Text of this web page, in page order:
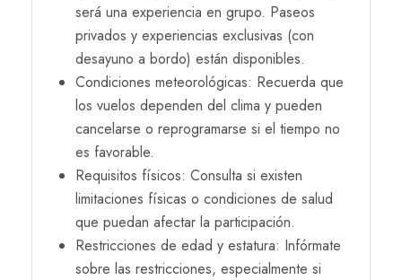
será una experiencia en grupo. Paseos
privados y experiencias exclusivas (con
desayuno a bordo) están disponibles.
Condiciones meteorológicas: Recuerda que
los vuelos dependen del clima y pueden
cancelarse o reprogramarse si el tiempo no
es favorable.
Requisitos físicos: Consulta si existen
limitaciones físicas o condiciones de salud
que puedan afectar la participación.
Restricciones de edad y estatura: Infórmate
sobre las restricciones, especialmente si